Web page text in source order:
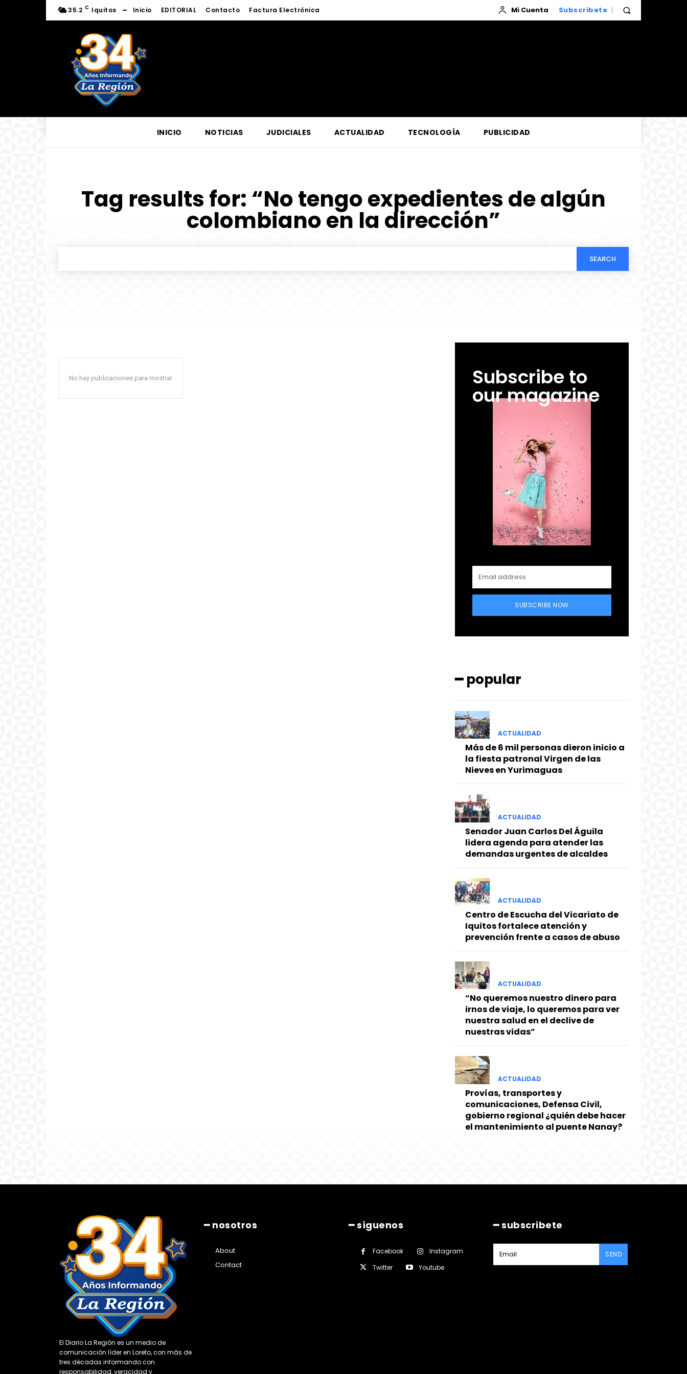
35.2 C Iquitos Inicio EDITORIAL Contacto Factura Electrónica Mi Cuenta Subscribete
INICIO NOTICIAS JUDICIALES ACTUALIDAD TECNOLOGÍA PUBLICIDAD
Tag results for: “No tengo expedientes de algún
colombiano en la dirección”
SEARCH
No hay publicaciones para mostrar Subscribe to
our magazine
SUBSCRIBE NOW
━ popular
ACTUALIDAD
Más de 6 mil personas dieron inicio a
la fiesta patronal Virgen de las
Nieves en Yurimaguas
ACTUALIDAD
Senador Juan Carlos Del Águila
lidera agenda para atender las
demandas urgentes de alcaldes
ACTUALIDAD
Centro de Escucha del Vicariato de
Iquitos fortalece atención y
prevención frente a casos de abuso
ACTUALIDAD
“No queremos nuestro dinero para
irnos de viaje, lo queremos para ver
nuestra salud en el declive de
nuestras vidas”
ACTUALIDAD
Provías, transportes y
comunicaciones, Defensa Civil,
gobierno regional ¿quién debe hacer
el mantenimiento al puente Nanay?
El Diario La Región es un medio de
comunicación líder en Loreto, con más de
tres décadas informando con
responsabilidad, veracidad y
━ nosotros
About
Contact
━ síguenos
Facebook
Instagram
Twitter
Youtube
━ subscribete
SEND